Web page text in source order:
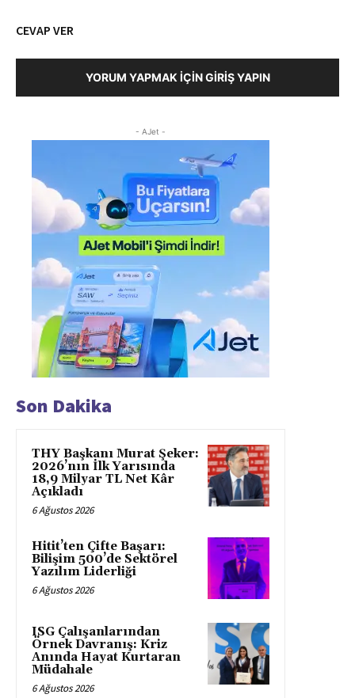
CEVAP VER
YORUM YAPMAK İÇIN GIRIŞ YAPIN
- AJet -
Son Dakika
THY Başkanı Murat Şeker:
2026’nın İlk Yarısında
18,9 Milyar TL Net Kâr
Açıkladı
6 Ağustos 2026
Hitit’ten Çifte Başarı:
Bilişim 500’de Sektörel
Yazılım Liderliği
6 Ağustos 2026
ISG Çalışanlarından
Örnek Davranış: Kriz
Anında Hayat Kurtaran
Müdahale
6 Ağustos 2026